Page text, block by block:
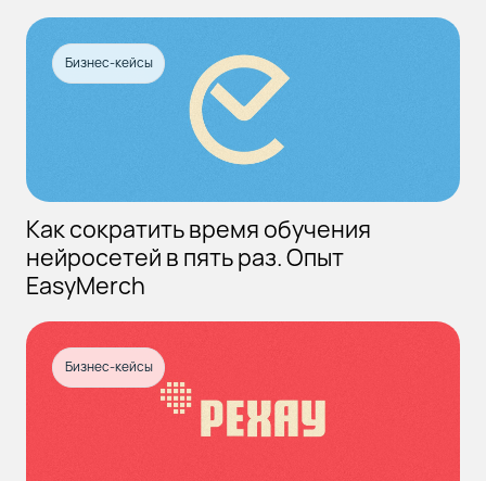
Бизнес-кейсы
Как сократить время обучения
нейросетей в пять раз. Опыт
EasyMerch
Бизнес-кейсы